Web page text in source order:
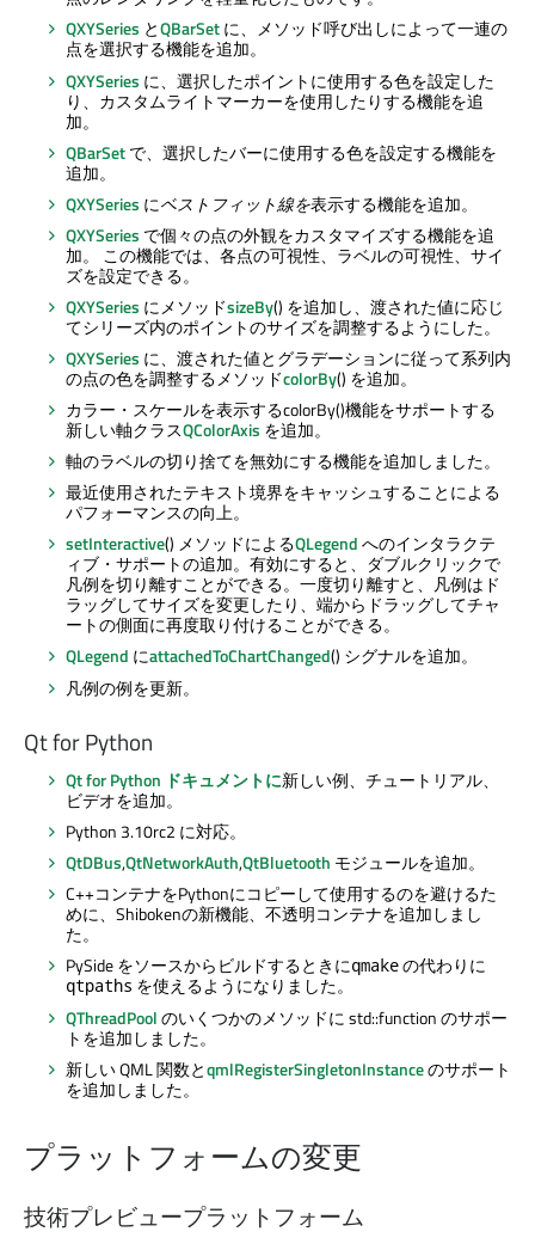
QXYSeries とQBarSetに、メソッド呼び出しによって一連の
点を選択する機能を追加。
QXYSeries に、選択したポイントに使用する色を設定した
り、カスタムライトマーカーを使用したりする機能を追
加。
QBarSetで、選択したバーに使用する色を設定する機能を
追加。
QXYSeries にベストフィット線を表示する機能を追加。
QXYSeries で個々の点の外観をカスタマイズする機能を追
加。 この機能では、各点の可視性、ラベルの可視性、サイ
ズを設定できる。
QXYSeries にメソッドsizeBy() を追加し、渡された値に応じ
てシリーズ内のポイントのサイズを調整するようにした。
QXYSeries に、渡された値とグラデーションに従って系列内
の点の色を調整するメソッドcolorBy() を追加。
カラー・スケールを表示するcolorBy()機能をサポートする
新しい軸クラスQColorAxis を追加。
軸のラベルの切り捨てを無効にする機能を追加しました。
最近使用されたテキスト境界をキャッシュすることによる
パフォーマンスの向上。
setInteractive() メソッドによるQLegendへのインタラクテ
ィブ・サポートの追加。有効にすると、ダブルクリックで
凡例を切り離すことができる。一度切り離すと、凡例はド
ラッグしてサイズを変更したり、端からドラッグしてチャ
ートの側面に再度取り付けることができる。
QLegend にattachedToChartChanged() シグナルを追加。
凡例の例を更新。
Qt for Python
Qt for Python ドキュメントに新しい例、チュートリアル、
ビデオを追加。
Python 3.10rc2 に対応。
QtDBus,QtNetworkAuth,QtBluetooth モジュールを追加。
C++コンテナをPythonにコピーして使用するのを避けるた
めに、Shibokenの新機能、不透明コンテナを追加しまし
た。
PySide をソースからビルドするときにqmakeの代わりに
qtpaths を使えるようになりました。
QThreadPoolのいくつかのメソッドに std::function のサポー
トを追加しました。
新しい QML 関数とqmlRegisterSingletonInstanceのサポート
を追加しました。
プラットフォームの変更
技術プレビュープラットフォーム